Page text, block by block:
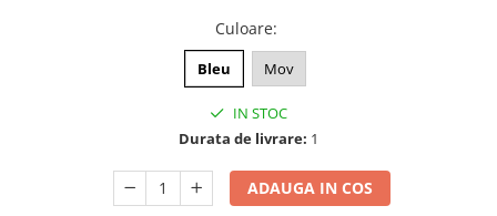
Culoare:
Bleu Mov
IN STOC
Durata de livrare: 1
ADAUGA IN COS